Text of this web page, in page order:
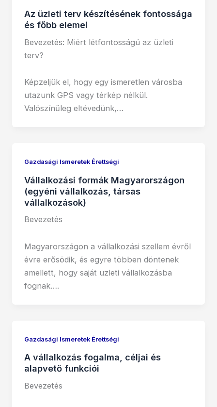
Az üzleti terv készítésének fontossága
és főbb elemei
Bevezetés: Miért létfontosságú az üzleti
terv?
Képzeljük el, hogy egy ismeretlen városba
utazunk GPS vagy térkép nélkül.
Valószínűleg eltévedünk,…
Gazdasági Ismeretek Érettségi
Vállalkozási formák Magyarországon
(egyéni vállalkozás, társas
vállalkozások)
Bevezetés
Magyarországon a vállalkozási szellem évről
évre erősödik, és egyre többen döntenek
amellett, hogy saját üzleti vállalkozásba
fognak….
Gazdasági Ismeretek Érettségi
A vállalkozás fogalma, céljai és
alapvető funkciói
Bevezetés